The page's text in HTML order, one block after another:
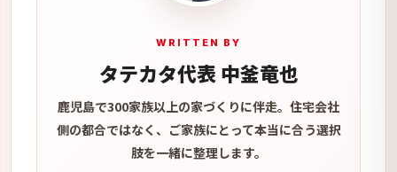
WRITTEN BY
タテカタ代表 中釜竜也
鹿児島で300家族以上の家づくりに伴走。住宅会社
側の都合ではなく、ご家族にとって本当に合う選択
肢を一緒に整理します。